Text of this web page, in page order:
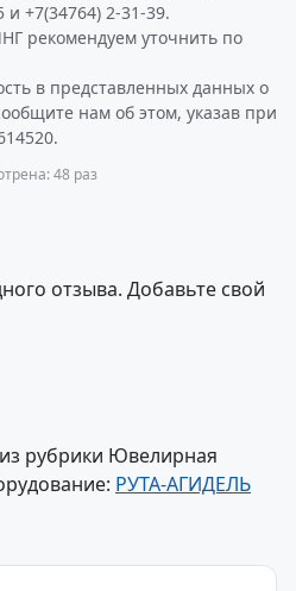
и +7(34764) 2-31-39.
рекомендуем уточнить по
в представленных данных о
нам об этом, указав при
48 раз
отзыва. Добавьте свой
рубрики Ювелирная
РУТА-АГИДЕЛЬ